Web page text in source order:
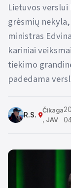
Lietuvos
grėsmių
ministras
kariniai
tiekimo
padedama
R.S.
Čikaga
, JAV